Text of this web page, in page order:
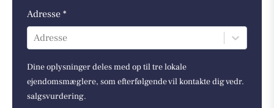
Adresse *
Adresse
Dine oplysninger deles med op til tre lokale
ejendomsmæglere, som efterfølgende vil kontakte dig vedr.
salgsvurdering.